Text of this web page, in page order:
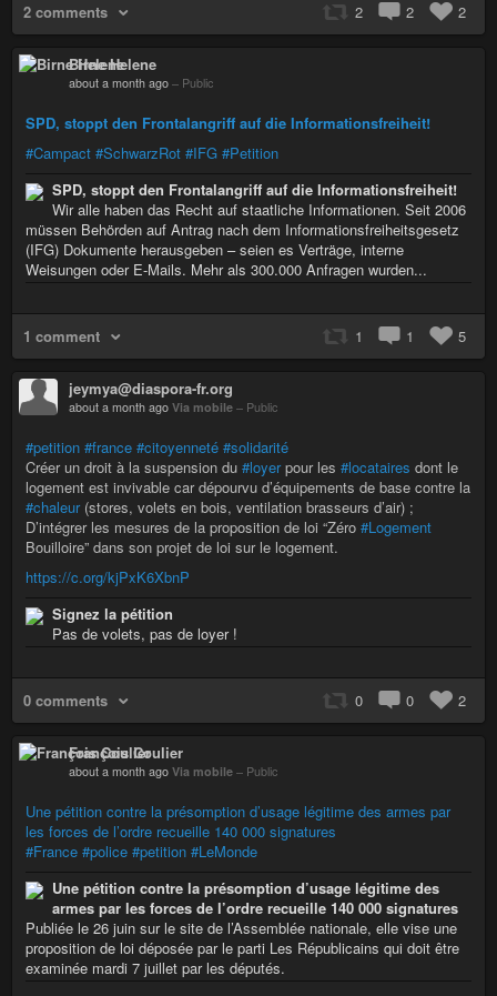
2 comments 2 2 2
Birne Helene
about a month ago – Public
SPD, stoppt den Frontalangriff auf die Informationsfreiheit!
#Campact #SchwarzRot #IFG #Petition
SPD, stoppt den Frontalangriff auf die Informationsfreiheit!
Wir alle haben das Recht auf staatliche Informationen. Seit 2006
müssen Behörden auf Antrag nach dem Informationsfreiheitsgesetz
(IFG) Dokumente herausgeben – seien es Verträge, interne
Weisungen oder E-Mails. Mehr als 300.000 Anfragen wurden...
1 comment 1 1 5
jeymya@diaspora-fr.org
about a month ago Via mobile – Public
#petition #france #citoyenneté #solidarité
Créer un droit à la suspension du #loyerpour les #locataires dont le
logement est invivable car dépourvu d’équipements de base contre la
#chaleur(stores, volets en bois, ventilation brasseurs d’air) ;
D’intégrer les mesures de la proposition de loi “Zéro #Logement
Bouilloire” dans son projet de loi sur le logement.
https://c.org/kjPxK6XbnP
Signez la pétition
Pas de volets, pas de loyer !
0 comments 0 0 2
François Coulier
about a month ago Via mobile – Public
Une pétition contre la présomption d’usage légitime des armes par
les forces de l’ordre recueille 140 000 signatures
#France #police #petition #LeMonde
Une pétition contre la présomption d’usage légitime des
armes par les forces de l’ordre recueille 140 000 signatures
Publiée le 26 juin sur le site de l’Assemblée nationale, elle vise une
proposition de loi déposée par le parti Les Républicains qui doit être
examinée mardi 7 juillet par les députés.